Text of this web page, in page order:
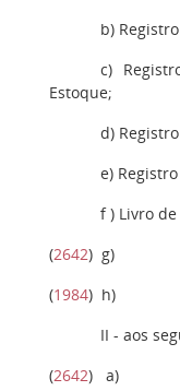
b)
c)
Estoque;
d)
e)
f) Livro
(2642) g)
(1984) h)
II- aos
(2642) a)